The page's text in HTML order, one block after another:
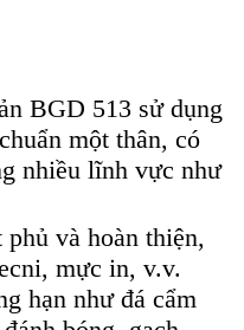
BGD 513 sử dụng
một thân, có
nhiều lĩnh vực như
và hoàn thiện,
mực in, v.v.
hạn như đá cẩm